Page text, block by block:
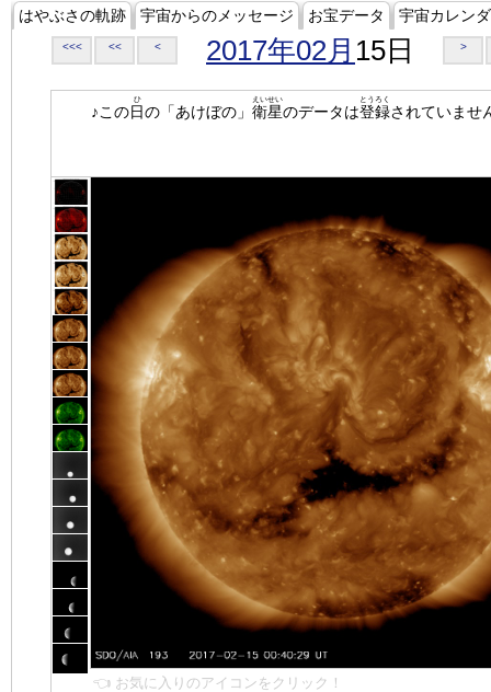
はやぶさの軌跡 宇宙からのメッセージ お宝データ 宇宙カレン
<<< << < 2017年02月 15日 >
♪この日
ひ
の「あけぼの」 衛星
えいせい
のデータは登録
とうろく
されていませ
👈 お気に入りのアイコンをクリック！